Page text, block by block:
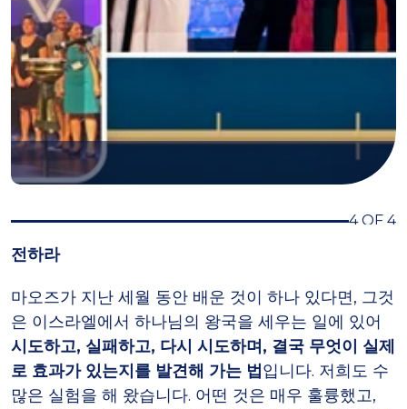
4 OF 4
전하라
마오즈가 지난 세월 동안 배운 것이 하나 있다면, 그것
은 이스라엘에서 하나님의 왕국을 세우는 일에 있어
시도하고, 실패하고, 다시 시도하며, 결국 무엇이 실제
로 효과가 있는지를 발견해 가는 법 입니다. 저희도 수
많은 실험을 해 왔습니다. 어떤 것은 매우 훌륭했고,